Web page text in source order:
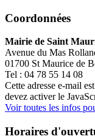
Coordonnées
Mairie de Saint
Avenue du Mas
01700 St Maurice de
Tel : 04 78 55 14 08
Cette adresse e-mail
devez activer le
Voir toutes les infos
Horaires